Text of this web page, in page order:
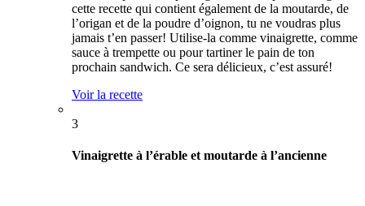
cette recette qui contient également de la moutarde, de
l’origan et de la poudre d’oignon, tu ne voudras plus
jamais t’en passer! Utilise-la comme vinaigrette, comme
sauce à trempette ou pour tartiner le pain de ton
prochain sandwich. Ce sera délicieux, c’est assuré!
Voir la recette
3
Vinaigrette à l’érable et moutarde à l’ancienne